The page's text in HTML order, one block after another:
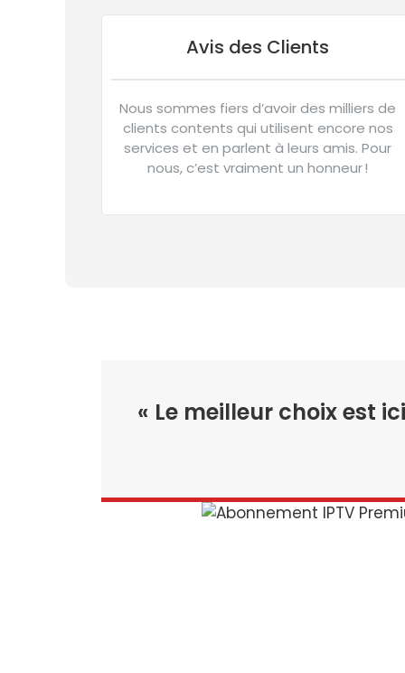
Avis des Clients
Nous sommes fiers d’avoir des milliers de
clients contents qui utilisent encore nos
services et en parlent à leurs amis. Pour
nous, c’est vraiment un honneur !
« Le meilleur choix est